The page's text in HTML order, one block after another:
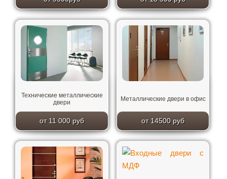
Технические металлические
двери
от 11 000 руб
Металлические двери в офис
от 14500 руб